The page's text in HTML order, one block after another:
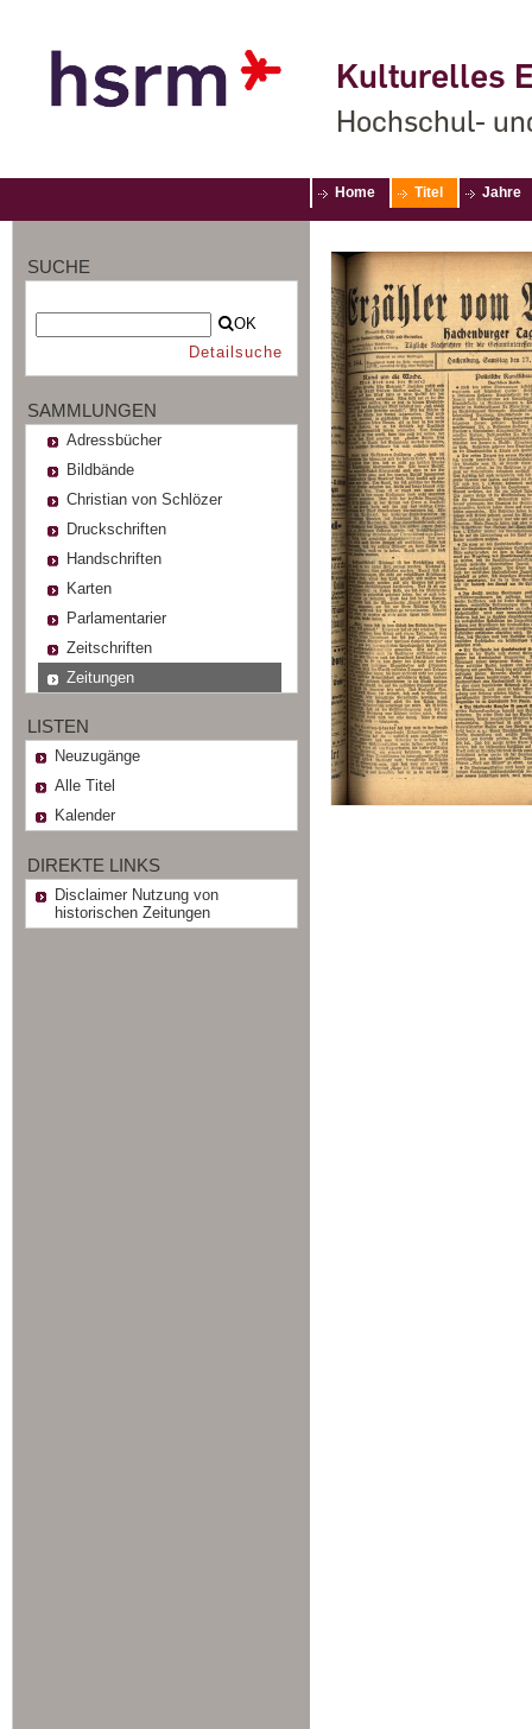
Kulturelles
Hochschul-
Home Titel Jahre
SUCHE
OK
Detailsuche
SAMMLUNGEN
Adressbücher
Bildbände
Christian von Schlözer
Druckschriften
Handschriften
Karten
Parlamentarier
Zeitschriften
Zeitungen
LISTEN
Neuzugänge
Alle Titel
Kalender
DIREKTE LINKS
Disclaimer Nutzung von
historischen Zeitungen